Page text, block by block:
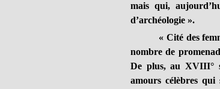
mais qui,
d’archéologie ».
« Cité des
nombre de
De plus, au XVIII°
amours célèbres